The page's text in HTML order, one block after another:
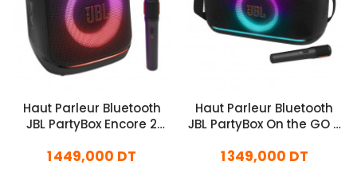
Haut Parleur Bluetooth
JBL PartyBox Encore 2
1 449,000 DT
Haut Parleur Bluetooth
JBL PartyBox On the GO 2
1 349,000 DT